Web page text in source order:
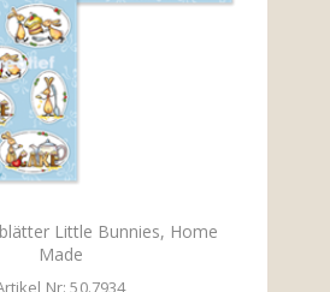
Little Bunnies, Home
Made